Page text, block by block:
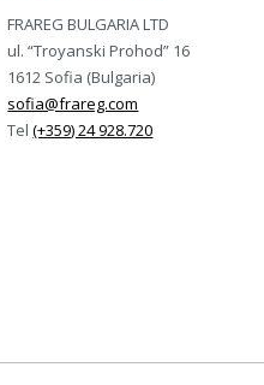
FRAREG BULGARIA LTD
ul. “Troyanski Prohod” 16
1612 Sofia (Bulgaria)
sofia@frareg.com
Tel(+359) 24 928.720